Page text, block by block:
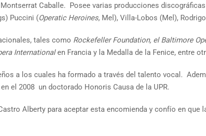
Caballe. Posee varias producciones
Puccini (Operatic Heroines, Mel), Villa-Lobos (Mel),
tales como Rockefeller Foundation, el Baltimore
Internationalen Francia y la Medalla de la Fenice, entre
a los cuales ha formado a través del talento vocal.
el 2008 un doctorado Honoris Causa de la UPR.
Alberty para aceptar esta encomienda y confío en